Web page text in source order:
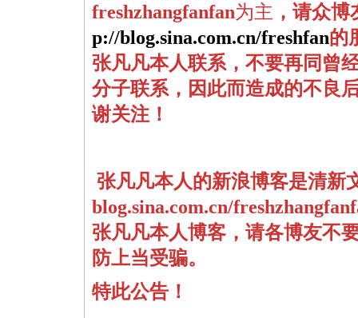
freshzhangfanfan为主 ，请众
p://blog.sina.com.cn/freshfan的
张凡凡本人联系，不要再同曾
分子联系，因此而造成的不良
谢关注！
张凡凡本人的新浪博客是清新
blog.sina.com.cn/
张凡凡本人博客，请各博友不
防上当受骗。
特此公告！